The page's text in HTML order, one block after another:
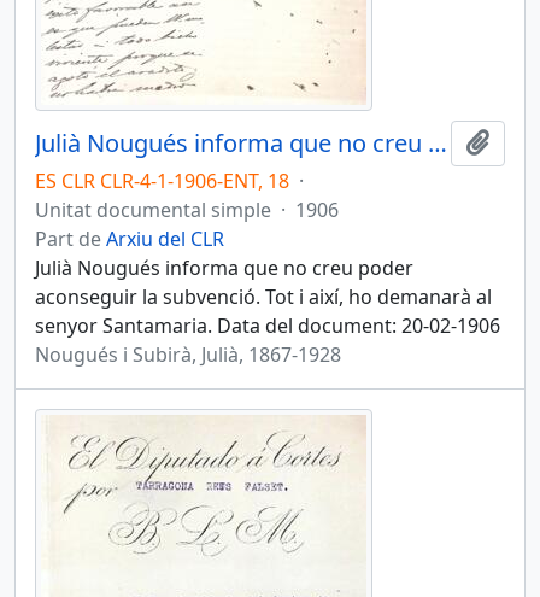
Julià Nougués informa que no creu poder aconseguir la subvenció
ES CLR CLR-4-1-1906-ENT, 18 ·
Unitat documental simple · 1906
Part deArxiu del CLR
Julià Nougués informa que no creu poder
aconseguir la subvenció. Tot i així, ho demanarà al
senyor Santamaria. Data del document: 20-02-1906
Nougués i Subirà, Julià, 1867-1928